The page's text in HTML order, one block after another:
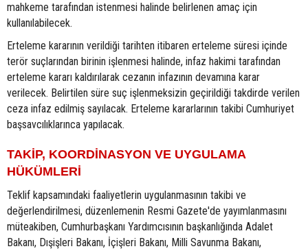
mahkeme tarafından istenmesi halinde belirlenen amaç için
kullanılabilecek.
Erteleme kararının verildiği tarihten itibaren erteleme süresi içinde
terör suçlarından birinin işlenmesi halinde, infaz hakimi tarafından
erteleme kararı kaldırılarak cezanın infazının devamına karar
verilecek. Belirtilen süre suç işlenmeksizin geçirildiği takdirde verilen
ceza infaz edilmiş sayılacak. Erteleme kararlarının takibi Cumhuriyet
başsavcılıklarınca yapılacak.
TAKİP, KOORDİNASYON VE UYGULAMA
HÜKÜMLERİ
Teklif kapsamındaki faaliyetlerin uygulanmasının takibi ve
değerlendirilmesi, düzenlemenin Resmi Gazete'de yayımlanmasını
müteakiben, Cumhurbaşkanı Yardımcısının başkanlığında Adalet
Bakanı, Dışişleri Bakanı, İçişleri Bakanı, Milli Savunma Bakanı,